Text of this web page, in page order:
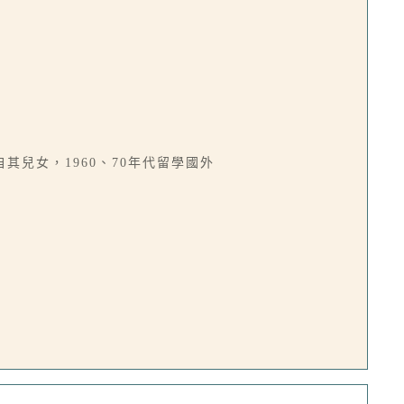
兒女，1960、70年代留學國外